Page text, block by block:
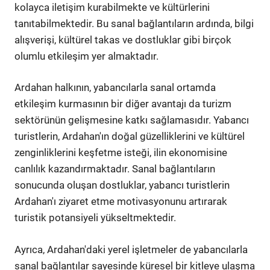
kolayca iletişim kurabilmekte ve kültürlerini
tanıtabilmektedir. Bu sanal bağlantıların ardında, bilgi
alışverişi, kültürel takas ve dostluklar gibi birçok
olumlu etkileşim yer almaktadır.
Ardahan halkının, yabancılarla sanal ortamda
etkileşim kurmasının bir diğer avantajı da turizm
sektörünün gelişmesine katkı sağlamasıdır. Yabancı
turistlerin, Ardahan'ın doğal güzelliklerini ve kültürel
zenginliklerini keşfetme isteği, ilin ekonomisine
canlılık kazandırmaktadır. Sanal bağlantıların
sonucunda oluşan dostluklar, yabancı turistlerin
Ardahan'ı ziyaret etme motivasyonunu artırarak
turistik potansiyeli yükseltmektedir.
Ayrıca, Ardahan'daki yerel işletmeler de yabancılarla
sanal bağlantılar sayesinde küresel bir kitleye ulaşma